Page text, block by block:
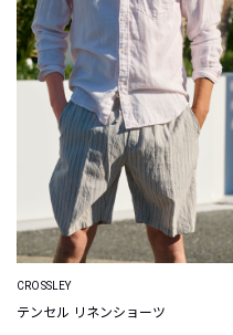
CROSSLEY
テンセル リネンショーツ